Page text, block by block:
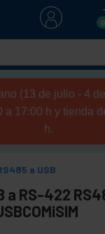
0
(13 de julio - 4
a 17:00 h y tienda
h.
a USB
a RS-422